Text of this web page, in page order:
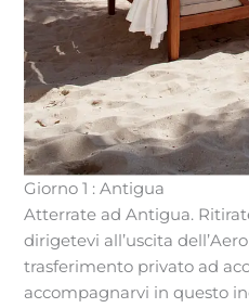
Giorno 1 : Antigua
Atterrate ad Antigua.
dirigetevi all’uscita
trasferimento privato ad
accompagnarvi in questo